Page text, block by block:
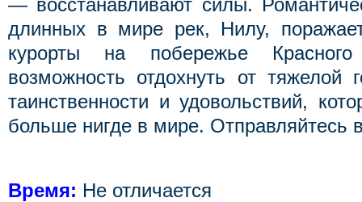
— восстанавливают силы.
длинных в мире рек, Нилу,
курорты на побережье
возможность отдохнуть от тяжелой
таинственности и удовольствий,
больше нигде в мире. Отправляйтесь
Время: Не отличается